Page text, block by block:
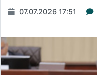
07.07.2026 17:51